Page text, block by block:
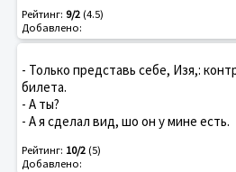
Рейтинг: 9/2(4.5)
Добавлено:
- Только представь себе, Изя,:
билета.
- А ты?
- А я сделал вид, шо он у мине есть.
Рейтинг: 10/2(5)
Добавлено: